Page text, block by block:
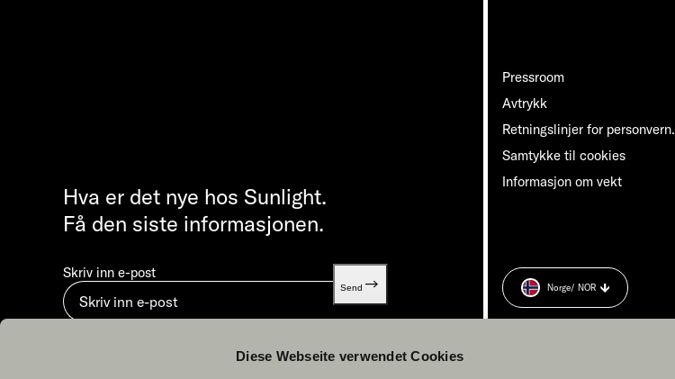
Diese Webseite verwendet Cookies
Pressroom
Avtrykk
Retningslinjer for personvern.
Samtykke til cookies
Informasjon om vekt
Hva er det nye hos Sunlight.
Få den siste informasjonen.
Skriv inn e-post
Send Norge/ NOR